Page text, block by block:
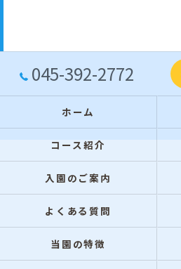
045-392-2772
ホーム
コース紹介
入園のご案内
よくある質問
当園の特徴